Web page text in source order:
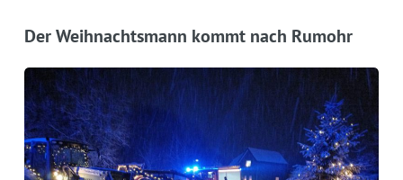
Der Weihnachtsmann kommt nach Rumohr